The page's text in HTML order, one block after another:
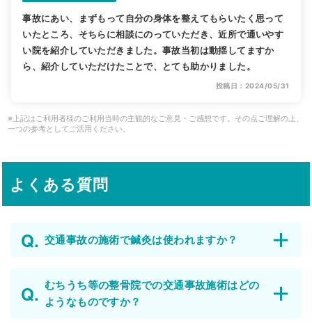
事故にあい、まずもって自分の身体を整えてもらいたく思って
いたところ、そちらに相談にのっていただき、近所で通いやす
い院を紹介していただきました。事故当初は動揺してますか
ら、紹介していただけたことで、とても助かりました。
投稿日：2024/05/31
※上記はご利用者様のご利用当時の主観的なご意見・ご感想です。その点ご理解の上、
一つの参考としてご活用ください。
よくある質問
交通事故の施術で鍼灸は使われますか？
むちうち等の整骨院での交通事故施術はどの
ようなものですか？